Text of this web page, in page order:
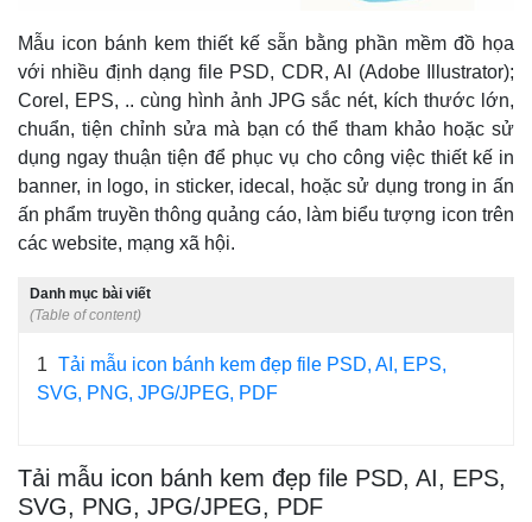
Mẫu icon bánh kem thiết kế sẵn bằng phần mềm đồ họa
với nhiều định dạng file PSD, CDR, AI (Adobe Illustrator);
Corel, EPS, .. cùng hình ảnh JPG sắc nét, kích thước lớn,
chuẩn, tiện chỉnh sửa mà bạn có thể tham khảo hoặc sử
dụng ngay thuận tiện để phục vụ cho công việc thiết kế in
banner, in logo, in sticker, idecal, hoặc sử dụng trong in ấn
ấn phẩm truyền thông quảng cáo, làm biểu tượng icon trên
các website, mạng xã hội.
Danh mục bài viết
(Table of content)
1 Tải mẫu icon bánh kem đẹp file PSD, AI, EPS,
SVG, PNG, JPG/JPEG, PDF
Tải mẫu icon bánh kem đẹp file PSD, AI, EPS,
SVG, PNG, JPG/JPEG, PDF